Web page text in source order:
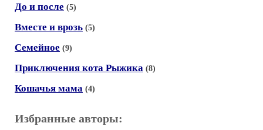
До и после (5)
Вместе и врозь (5)
Семейное (9)
Приключения кота Рыжика (8)
Кошачья мама (4)
Избранные авторы: